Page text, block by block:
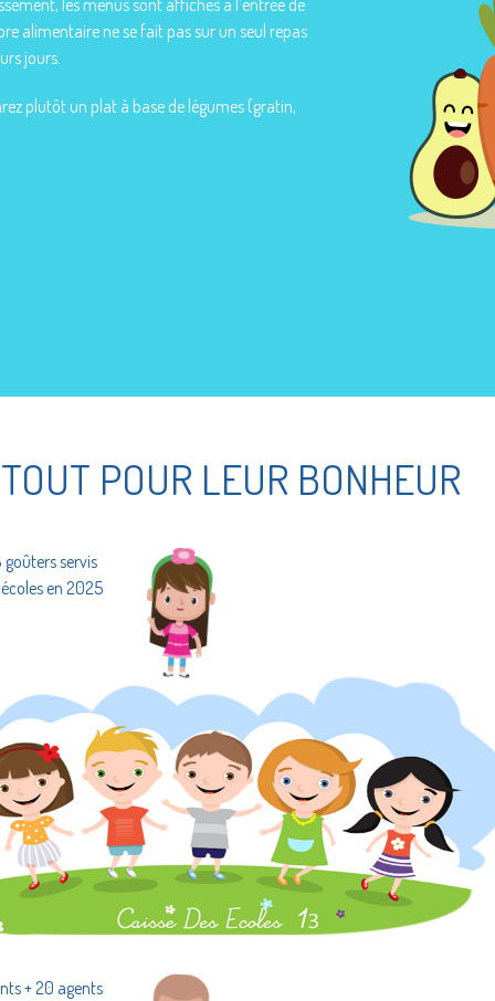
alimentaire ne se fait pas sur un seul repas
jours.
plutôt un plat à base de légumes (gratin,
TOUT POUR LEUR BONHEUR
servis
en 2025
+ 20 agents